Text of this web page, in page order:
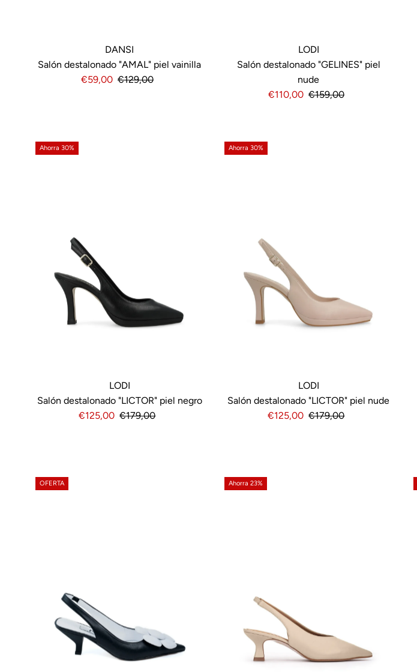
DANSI
Salón destalonado "AMAL" piel vainilla
Precio
€59,00 Precio
€129,00
LODI
Salón destalonado "GELINES" piel
nude
Precio
€110,00 Precio
€159,00
Ahorra 30%
LODI
Salón destalonado "LICTOR" piel negro
Precio
€125,00 Precio
€179,00
Ahorra 30%
LODI
Salón destalonado "LICTOR" piel nude
Precio
€125,00 Precio
€179,00
OFERTA Ahorra 23%